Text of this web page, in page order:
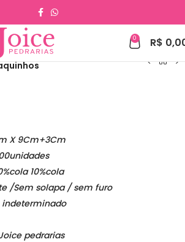
0 R$
X 9Cm+3Cm
10%cola
/Sem solapa / sem furo
indeterminado
pedrarias